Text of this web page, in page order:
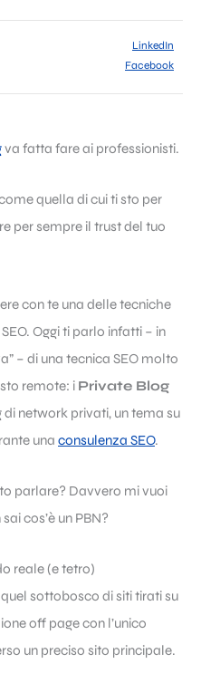
LinkedIn
Facebook
va fatta fare ai professionisti.
quella di cui ti sto per
per sempre il trust del tuo
con te una delle tecniche
Oggi ti parlo infatti – in
– di una tecnica SEO molto
remote: i Private Blog
network privati, un tema su
una consulenza SEO.
parlare? Davvero mi vuoi
cos’è un PBN?
reale (e tetro)
sottobosco di siti tirati su
off page con l’unico
un preciso sito principale.